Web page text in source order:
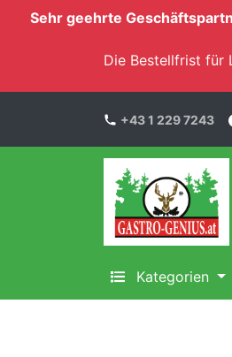
Sehr geehrte
Die Bestellfrist für
+43 1 229 7243
Kategorien